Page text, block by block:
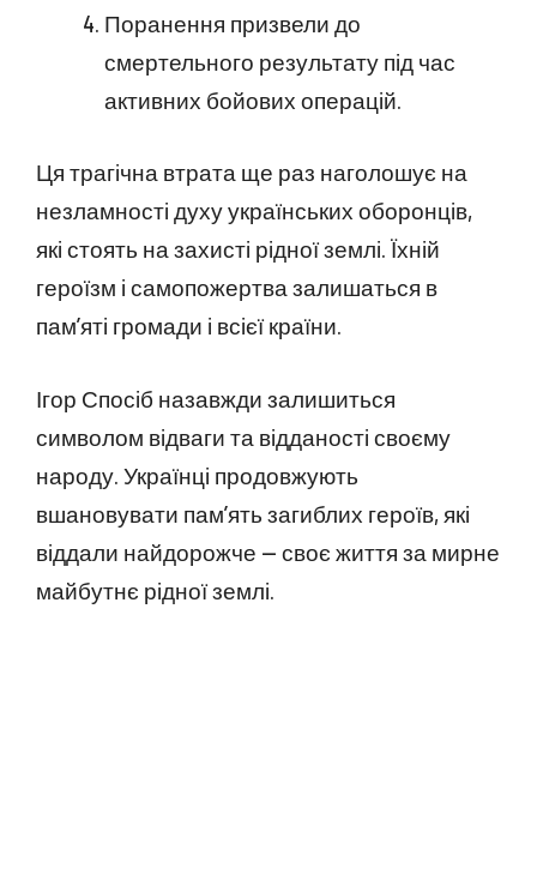
Поранення призвели до
смертельного результату під час
активних бойових операцій.
Ця трагічна втрата ще раз наголошує на
незламності духу українських оборонців,
які стоять на захисті рідної землі. Їхній
героїзм і самопожертва залишаться в
пам’яті громади і всієї країни.
Ігор Спосіб назавжди залишиться
символом відваги та відданості своєму
народу. Українці продовжують
вшановувати пам’ять загиблих героїв, які
віддали найдорожче — своє життя за мирне
майбутнє рідної землі.